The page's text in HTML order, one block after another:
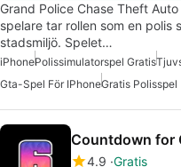
Grand Police Chase Theft
spelare tar rollen som en polis
stadsmiljö. Spelet…
iPhonePolissimulatorspel Gratis
Gta-Spel För IPhoneGratis Polisspel
Countdown for
4.9 Gratis